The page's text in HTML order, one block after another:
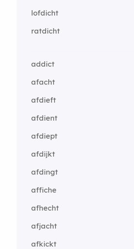
lofdicht
ratdicht
addict
afacht
afdieft
afdient
afdiept
afdijkt
afdingt
affiche
afhecht
afjacht
afkickt